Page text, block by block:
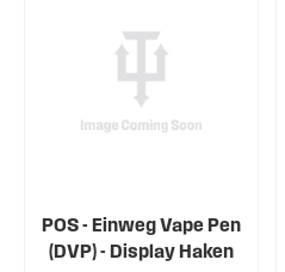
POS - Einweg Vape Pen
(DVP) - Display Haken